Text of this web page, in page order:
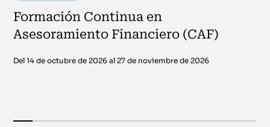
Formación Continua en
Asesoramiento Financiero (CAF)
Del 14 de octubre de 2026 al 27 de noviembre de 2026